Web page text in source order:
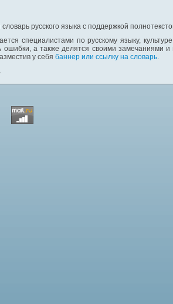
русского языка с поддержкой
специалистами по русскому языку,
а также делятся своими замечаниями
у себя баннер или ссылку на словарь.